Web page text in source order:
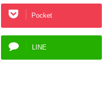
Pocket
LINE